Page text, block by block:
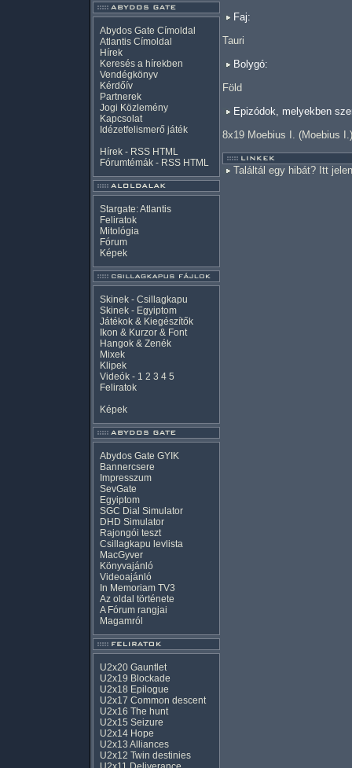
Abydos Gate Címoldal
Atlantis Címoldal
Hírek
Keresés a hírekben
Vendégkönyv
Kérdőív
Partnerek
Jogi Közlemény
Kapcsolat
Idézetfelismerő játék
Hírek - RSS HTML
Fórumtémák - RSS HTML
Stargate: Atlantis
Feliratok
Mitológia
Fórum
Képek
Skinek - Csillagkapu
Skinek - Egyiptom
Játékok & Kiegészítők
Ikon & Kurzor & Font
Hangok & Zenék
Mixek
Klipek
Videók - 1 2 3 4 5
Feliratok
Képek
Abydos Gate GYIK
Bannercsere
Impresszum
SevGate
Egyiptom
SGC Dial Simulator
DHD Simulator
Rajongói teszt
Csillagkapu levlista
MacGyver
Könyvajánló
Videoajánló
In Memoriam TV3
Az oldal története
A Fórum rangjai
Magamról
U2x20 Gauntlet
U2x19 Blockade
U2x18 Epilogue
U2x17 Common descent
U2x16 The hunt
U2x15 Seizure
U2x14 Hope
U2x13 Alliances
U2x12 Twin destinies
Faj:
Tauri
Bolygó:
Föld
Epizódok, melyekben
8x19 Moebius I. (Moebius I.)
Találtál egy hibát? Itt